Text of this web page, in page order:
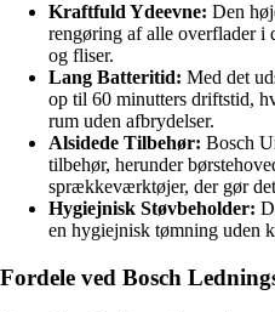
Kraftfuld Ydeevne: Den
rengøring af alle overflader
og fliser.
Lang Batteritid: Med det
op til 60 minutters driftstid,
rum uden afbrydelser.
Alsidede Tilbehør: Bosch
tilbehør, herunder
sprækkeværktøjer, der gør
Hygiejnisk Støvbeholder:
en hygiejnisk tømning uden
Fordele ved Bosch